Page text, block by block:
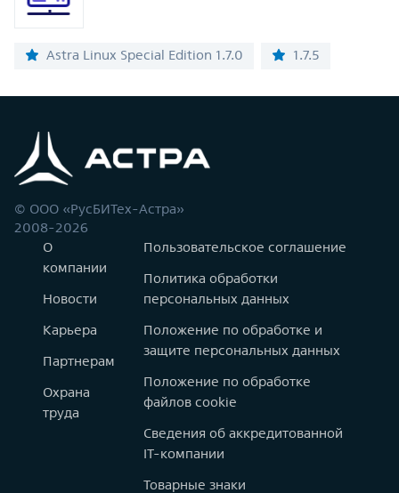
Astra Linux Special Edition 1.7.0 1.7.5
© ООО «РусБИТех-Астра»
2008-2026
О
компании
Новости
Карьера
Партнерам
Охрана
труда
Пользовательское соглашение
Политика обработки
персональных данных
Положение по обработке и
защите персональных данных
Положение по обработке
файлов cookie
Сведения об аккредитованной
IT-компании
Товарные знаки